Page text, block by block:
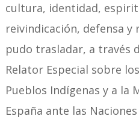
cultura, identidad,
reivindicación, defensa y
pudo trasladar, a través
Relator Especial sobre
Pueblos Indígenas y a la
España ante las